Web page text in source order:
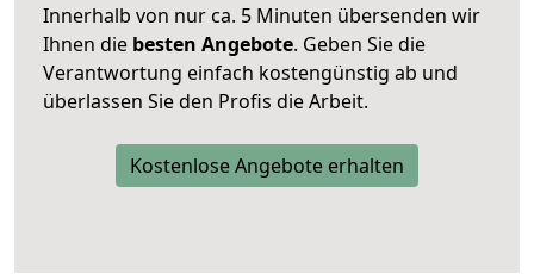
Innerhalb von nur ca. 5 Minuten übersenden wir
Ihnen die besten Angebote. Geben Sie die
Verantwortung einfach kostengünstig ab und
überlassen Sie den Profis die Arbeit.
Kostenlose Angebote erhalten